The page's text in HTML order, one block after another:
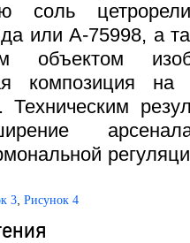
соль
или А-75998, а
объектом
композиция
3, Рисунок 4